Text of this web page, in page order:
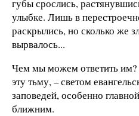
губы срослись,
улыбке. Лишь в
раскрылись, но сколько же
вырвалось...
Чем мы можем ответить им?
эту тьму, – светом
заповедей, особенно
ближним.